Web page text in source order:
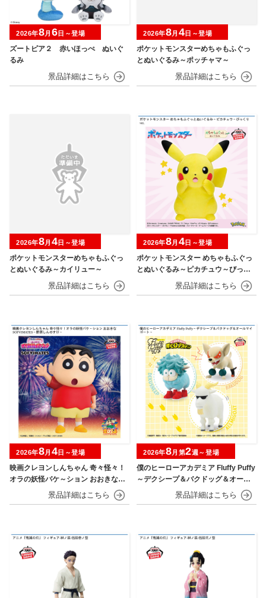
ズートピア２ 赤いほっぺ ぬいぐ
るみ
2026年8月 6日～登場
ポケットモンスターめちゃもふぐっ
とぬいぐるみ～ポッチャマ～
2026年8月 4日～登場
ポケットモンスターめちゃもふぐっ
とぬいぐるみ～カイリュー～
2026年8月 4 日～登場
ポケットモンスター めちゃもふぐっ
とぬいぐるみ～ピカチュウ～びっく
2026年8月 4 日～登場
映画クレヨンしんちゃん 奇々怪々！
オラの妖怪バケ～ション おおきなSO
FVIMATES～野原しんのすけ～
2026年8月 4日～登場
僕のヒーローアカデミア Fluffy Puffy
～デクシープ＆バクドッグ＆オール
マイゴート～
2026年8月第2週～登場